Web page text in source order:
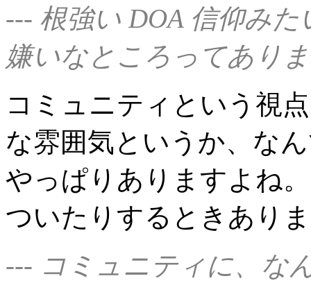
--- 根強い DOA 信仰み
嫌いなところってあり
コミュニティという視
な雰囲気というか、な
やっぱりありますよね
ついたりするときあり
--- コミュニティに、な